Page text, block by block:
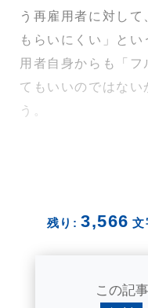
う再雇用者に対し
もらいにくい」と
用者自身からも「
てもいいのではな
う。
残り: 3,566 文
この記